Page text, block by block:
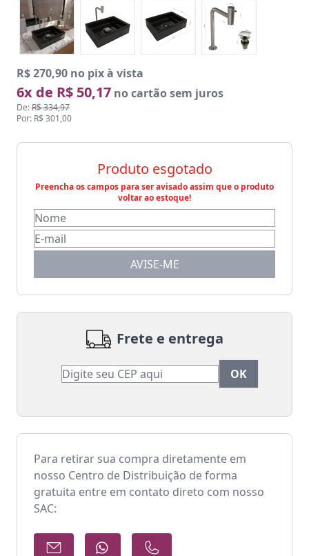
R$ 270,90 no pix à vista
6x de R$ 50,17 no cartão sem juros
De:R$ 334,97
Por: R$ 301,00
Produto esgotado
Preencha os campos para ser avisado assim que o produto
voltar ao estoque!
AVISE-ME
Frete e entrega
Para retirar sua compra diretamente em
nosso Centro de Distribuição de forma
gratuita entre em contato direto com nosso
SAC: